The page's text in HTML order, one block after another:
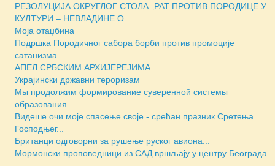
РЕЗОЛУЦИЈА ОКРУГЛОГ СТОЛА „РАТ ПРОТИВ ПОРОДИЦЕ У
КУЛТУРИ – НЕВЛАДИНЕ О...
Моја отаџбина
Подршка Породичног сабора борби против промоције
сатанизма...
АПЕЛ СРБСКИМ АРХИЈЕРЕЈИМА
Украјински државни тероризам
Мы продолжим формирование суверенной системы
образования...
Видеше очи моје спасење своје - срећан празник Сретења
Господњег...
Британци одговорни за рушење руског авиона...
Мормонски проповедници из САД вршљају у центру Београда